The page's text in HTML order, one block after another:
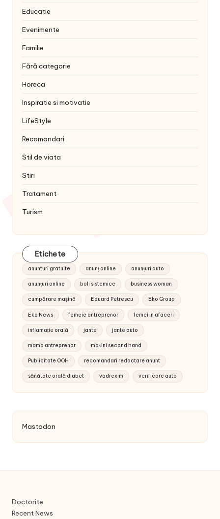
Educatie
Evenimente
Familie
Fără categorie
Horeca
Inspiratie si motivatie
LifeStyle
Recomandari
Stil de viata
Stiri
Tratament
Turism
Etichete
anunturi gratuite anunț online anunțuri auto
anunțuri online boli sistemice business woman
cumpărare mașină Eduard Petrescu Eko Group
Eko News femeie antreprenor femei in afaceri
inflamație orală jante jante auto
mama antreprenor mașini second hand
Publicitate OOH recomandari redactare anunt
sănătate orală diabet vadrexim verificare auto
Mastodon
Doctorite
Recent News